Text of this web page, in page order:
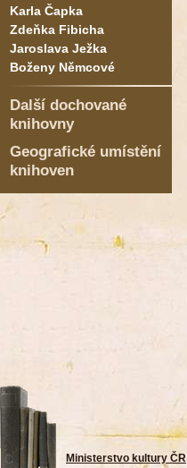
Karla Čapka
Zdeňka Fibicha
Jaroslava Ježka
Boženy Němcové
Další dochované
knihovny
Geografické umístění
knihoven
Ministerstvo kultury ČR